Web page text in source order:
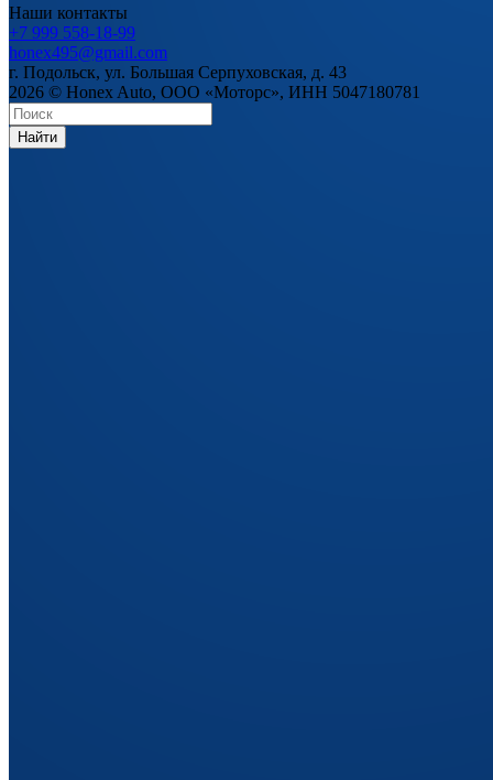
Наши контакты
+7 999 558-18-99
honex495@gmail.com
г. Подольск, ул. Большая Серпуховская, д. 43
2026 © Honex Auto, ООО «Моторс», ИНН 5047180781
Найти